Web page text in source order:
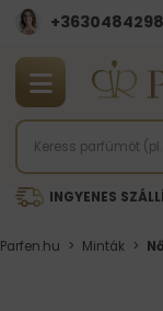
INGYENES
Parfen.hu > Minták >